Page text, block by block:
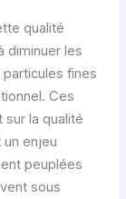
qualité
diminuer les
fines
Ces
la qualité
un enjeu
peuplées
sous